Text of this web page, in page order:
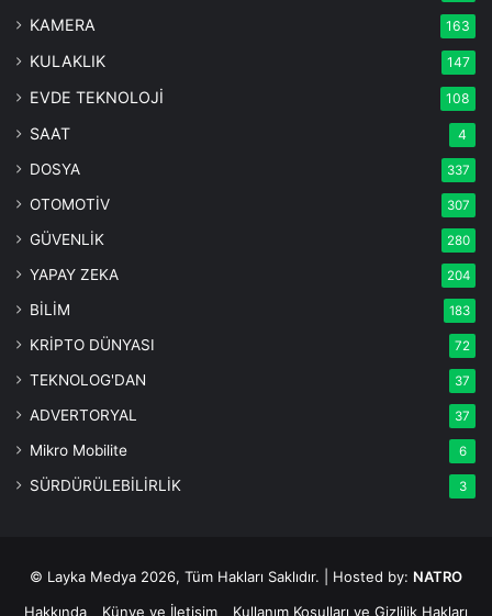
KAMERA 163
KULAKLIK 147
EVDE TEKNOLOJİ 108
SAAT 4
DOSYA 337
OTOMOTİV 307
GÜVENLİK 280
YAPAY ZEKA 204
BİLİM 183
KRİPTO DÜNYASI 72
TEKNOLOG'DAN 37
ADVERTORYAL 37
Mikro Mobilite 6
SÜRDÜRÜLEBİLİRLİK 3
© Layka Medya 2026, Tüm Hakları Saklıdır. | Hosted by: NATRO
Hakkında
Künye ve İletişim Kullanım Koşulları ve Gizlilik Hakları